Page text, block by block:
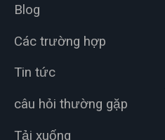
Blog
Các trường hợp
Tin tức
câu hỏi thường gặp
Tải xuống